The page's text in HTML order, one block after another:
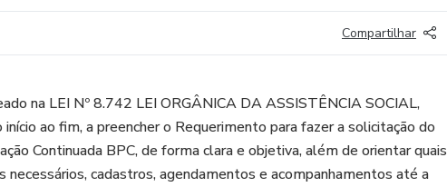
Compartilhar
na LEI Nº 8.742 LEI ORGÂNICA DA ASSISTÊNCIA SOCIAL,
ao fim, a preencher o Requerimento para fazer a solicitação do
Continuada BPC, de forma clara e objetiva, além de orientar quais
necessários, cadastros, agendamentos e acompanhamentos até a